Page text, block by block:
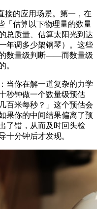
接的应用场景。第一，在
「估算以下物理量的数量
总质量、估算太阳光到达
年调多少架钢琴）。这些
数量级判断——而数量级
。
当你在解一道复杂的力学
秒钟做一个数量级预估
米每秒？」这个预估会
果你的中间结果偏离了预
了错，从而及时回头检
十分钟后才发现。